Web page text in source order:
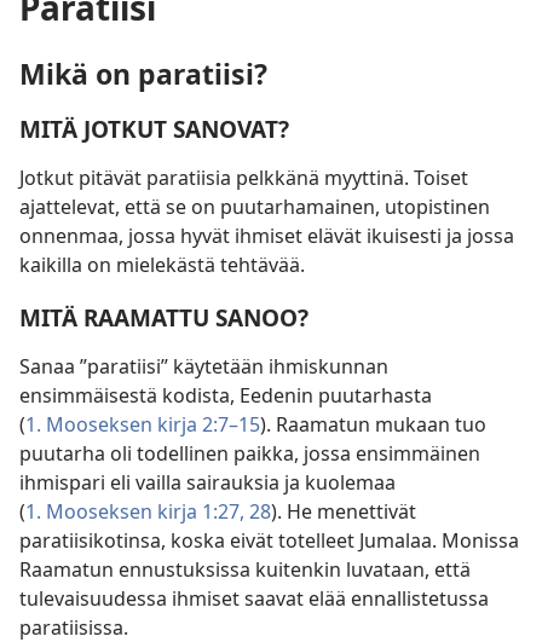
Mikä on paratiisi?
MITÄ JOTKUT SANOVAT?
Jotkut pitävät paratiisia pelkkänä myyttinä. Toiset
ajattelevat, että se on puutarhamainen, utopistinen
onnenmaa, jossa hyvät ihmiset elävät ikuisesti ja jossa
kaikilla on mielekästä tehtävää.
MITÄ RAAMATTU SANOO?
Sanaa ”paratiisi” käytetään ihmiskunnan
ensimmäisestä kodista, Eedenin puutarhasta
(1. Mooseksen kirja 2:7–15). Raamatun mukaan tuo
puutarha oli todellinen paikka, jossa ensimmäinen
ihmispari eli vailla sairauksia ja kuolemaa
(1. Mooseksen kirja 1:27, 28). He menettivät
paratiisikotinsa, koska eivät totelleet Jumalaa. Monissa
Raamatun ennustuksissa kuitenkin luvataan, että
tulevaisuudessa ihmiset saavat elää ennallistetussa
paratiisissa.